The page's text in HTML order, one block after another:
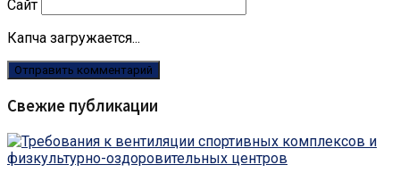
Сайт
Капча загружается...
Свежие публикации